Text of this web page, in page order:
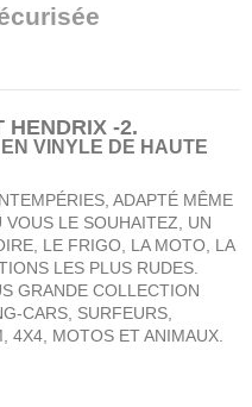
HENDRIX -2.
VINYLE DE HAUTE
ADAPTÉ MÊME
LE SOUHAITEZ, UN
LE FRIGO, LA MOTO, LA
LES PLUS RUDES.
GRANDE COLLECTION
CARS, SURFEURS,
4X4, MOTOS ET ANIMAUX.